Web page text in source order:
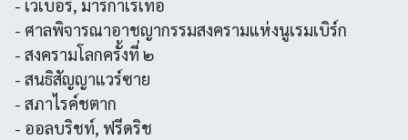
- เวเบอร์, มาร์กาเรเทอ
- ศาลพิจารณาอาชญากรรมสงครามแห่งนูเรมเบิร์ก
- สงครามโลกครั้งที่ ๒
- สนธิสัญญาแวร์ซาย
- สภาไรค์ชตาก
- ออลบริชท์, ฟรีดริช